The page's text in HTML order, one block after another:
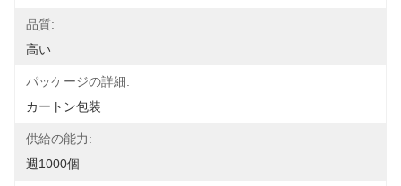
品質:
高い
パッケージの詳細:
カートン包装
供給の能力:
週1000個